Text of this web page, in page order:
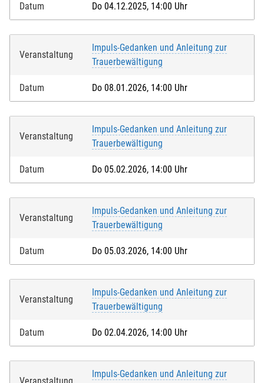
Datum Do 04.12.2025, 14:00 Uhr
Veranstaltung
Impuls-Gedanken und Anleitung zur
Trauerbewältigung
Datum Do 08.01.2026, 14:00 Uhr
Veranstaltung
Impuls-Gedanken und Anleitung zur
Trauerbewältigung
Datum Do 05.02.2026, 14:00 Uhr
Veranstaltung
Impuls-Gedanken und Anleitung zur
Trauerbewältigung
Datum Do 05.03.2026, 14:00 Uhr
Veranstaltung
Impuls-Gedanken und Anleitung zur
Trauerbewältigung
Datum Do 02.04.2026, 14:00 Uhr
Impuls-Gedanken und Anleitung zur